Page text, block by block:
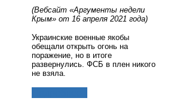
(Вебсайт «Аргументы недели
Крым» от 16 апреля 2021 года)
Украинские военные якобы
обещали открыть огонь на
поражение, но в итоге
развернулись. ФСБ в плен никого
не взяла.